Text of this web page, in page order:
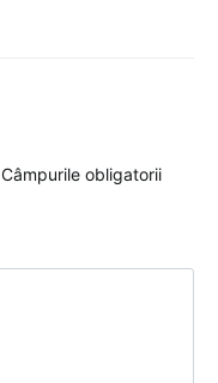
Câmpurile obligatorii